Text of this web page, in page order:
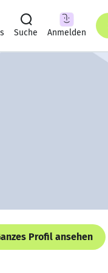
Suche Anmelden
Profil ansehen